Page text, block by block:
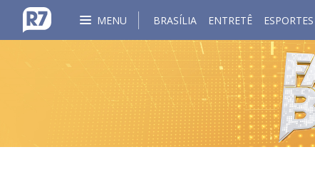
MENU BRASÍLIA ENTRETÊ ESPORTES